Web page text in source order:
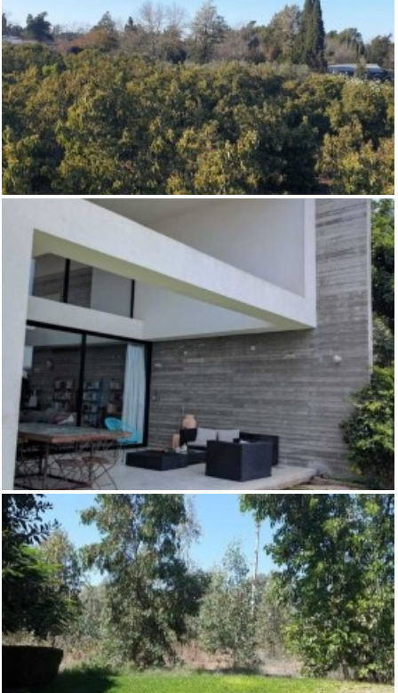
למכירה בבני ציון בית מקסים במיקום
מעולה- לא אקטואלי
בני ציון וילות
בית חדש בעצוב מודרני בחרוצים- לא
אקטואלי
בני ציון,וילות